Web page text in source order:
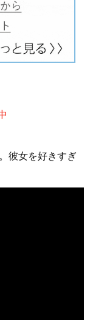
彼女を好きすぎ